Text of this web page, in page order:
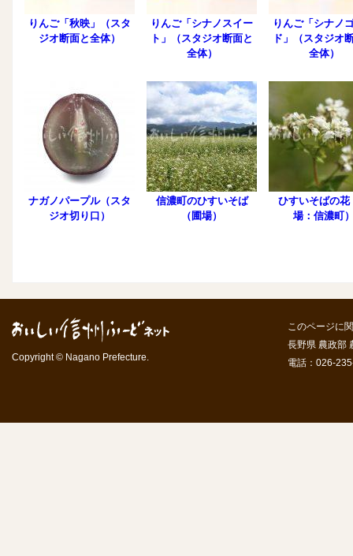
りんご「秋映」（スタ
ジオ断面と全体）
りんご「シナノスイー
ト」（スタジオ断面と
全体）
りんご「シナノ
ド」（スタジオ
全体）
ナガノパープル（スタ
ジオ切り口）
信濃町のひすいそば
（圃場）
ひすいそばの花
場：信濃町
Copyright © Nagano Prefecture.
このページに
長野県 農政部
電話：026-